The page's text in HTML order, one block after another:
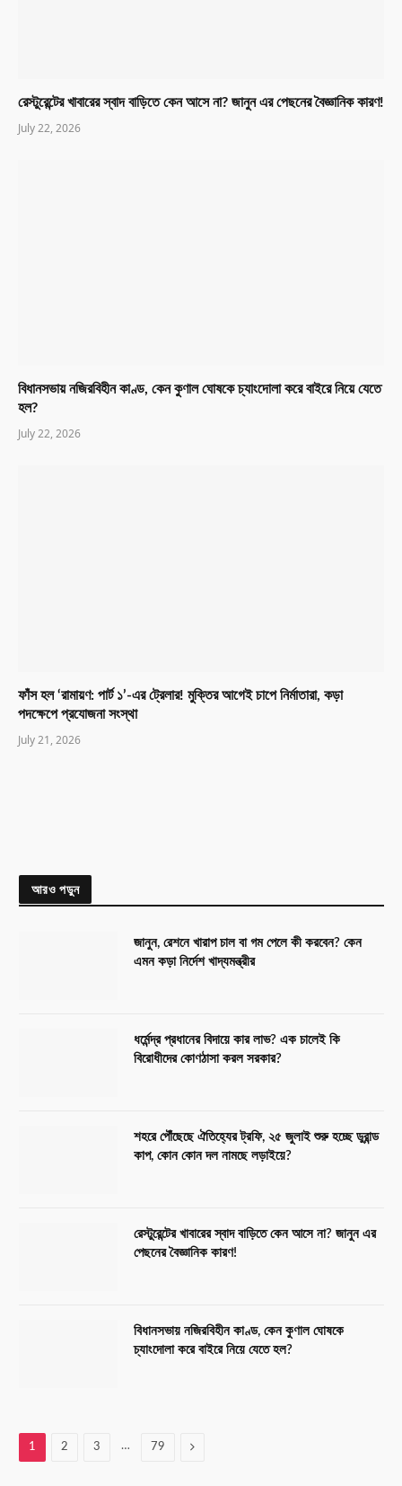
রেস্টুরেন্টের খাবারের স্বাদ বাড়িতে কেন আসে না? জানুন এর পেছনের বৈজ্ঞানিক কারণ!
July 22, 2026
বিধানসভায় নজিরবিহীন কাণ্ড, কেন কুণাল ঘোষকে চ্যাংদোলা করে বাইরে নিয়ে যেতে
হল?
July 22, 2026
ফাঁস হল ‘রামায়ণ: পার্ট ১’-এর ট্রেলার! মুক্তির আগেই চাপে নির্মাতারা, কড়া
পদক্ষেপে প্রযোজনা সংস্থা
July 21, 2026
আরও পড়ুন
জানুন, রেশনে খারাপ চাল বা গম পেলে কী করবেন? কেন
এমন কড়া নির্দেশ খাদ্যমন্ত্রীর
ধর্মেন্দ্র প্রধানের বিদায়ে কার লাভ? এক চালেই কি
বিরোধীদের কোণঠাসা করল সরকার?
শহরে পৌঁছেছে ঐতিহ্যের ট্রফি, ২৫ জুলাই শুরু হচ্ছে ডুরান্ড
কাপ, কোন কোন দল নামছে লড়াইয়ে?
রেস্টুরেন্টের খাবারের স্বাদ বাড়িতে কেন আসে না? জানুন এর
পেছনের বৈজ্ঞানিক কারণ!
বিধানসভায় নজিরবিহীন কাণ্ড, কেন কুণাল ঘোষকে
চ্যাংদোলা করে বাইরে নিয়ে যেতে হল?
1 2 3 … 79 Next